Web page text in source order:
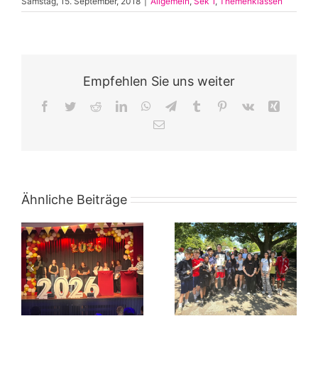
Empfehlen Sie uns weiter
Facebook
TwitterRedditLinkedInWhatsApp
TelegramTumblr Pinterest
Vk
Xing
E-
Ähnliche Beiträge